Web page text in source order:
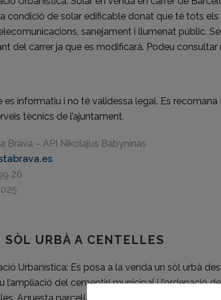
condició de solar edificable donat que té tots
sanejament i llumenat públic.
del carrer ja que es modificarà. Podeu
es informatiu i no té validessa legal. Es
tècnics de l’ajuntament.
Brava – API Nikolajus Babyninas
26
SÒL URBÀ A CENTELLES
Urbanística: Es posa a la venda un sòl urbà
del cementiri municipal i l’ordenació de
Aquesta parcel·la és idònia per a la construcció